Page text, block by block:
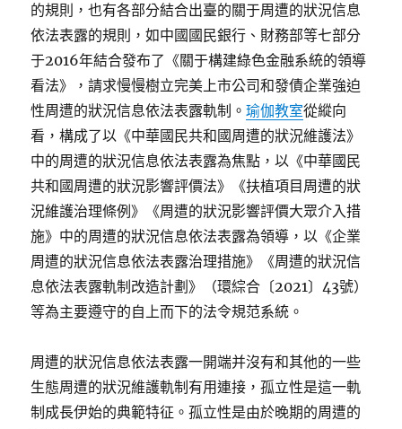
的規則，也有各部分結合出臺的關于周遭的狀況信息
依法表露的規則，如中國國民銀行、財務部等七部分
于2016年結合發布了《關于構建綠色金融系統的領導
看法》，請求慢慢樹立完美上市公司和發債企業強迫
性周遭的狀況信息依法表露軌制。瑜伽教室從縱向
看，構成了以《中華國民共和國周遭的狀況維護法》
中的周遭的狀況信息依法表露為焦點，以《中華國民
共和國周遭的狀況影響評價法》《扶植項目周遭的狀
況維護治理條例》《周遭的狀況影響評價大眾介入措
施》中的周遭的狀況信息依法表露為領導，以《企業
周遭的狀況信息依法表露治理措施》《周遭的狀況信
息依法表露軌制改造計劃》（環綜合〔2021〕43號）
等為主要遵守的自上而下的法令規范系統。
周遭的狀況信息依法表露一開端并沒有和其他的一些
生態周遭的狀況維護軌制有用連接，孤立性是這一軌
制成長伊始的典範特征。孤立性是由於晚期的周遭的